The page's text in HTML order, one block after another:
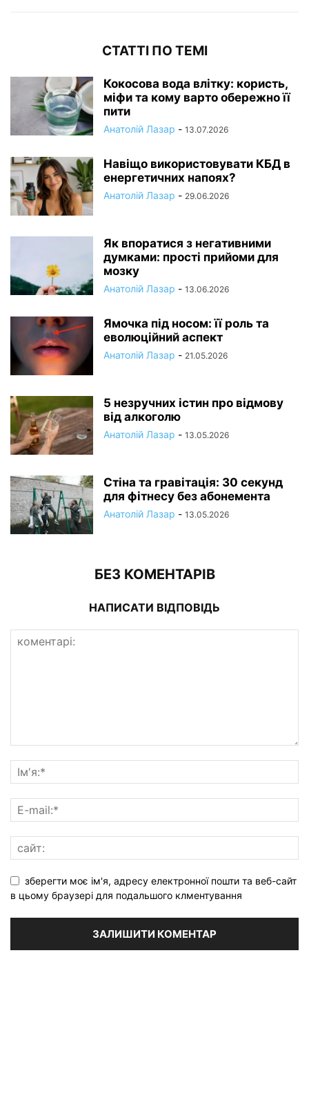
СТАТТІ ПО ТЕМІ
Кокосова вода влітку: користь,
міфи та кому варто обережно її
пити
Анатолій Лазар - 13.07.2026
Навіщо використовувати КБД в
енергетичних напоях?
Анатолій Лазар - 29.06.2026
Як впоратися з негативними
думками: прості прийоми для
мозку
Анатолій Лазар - 13.06.2026
Ямочка під носом: її роль та
еволюційний аспект
Анатолій Лазар - 21.05.2026
5 незручних істин про відмову
від алкоголю
Анатолій Лазар - 13.05.2026
Стіна та гравітація: 30 секунд
для фітнесу без абонемента
Анатолій Лазар - 13.05.2026
БЕЗ КОМЕНТАРІВ
НАПИСАТИ ВІДПОВІДЬ
зберегти моє ім'я, адресу електронної пошти та веб-сайт
в цьому браузері для подальшого клментування